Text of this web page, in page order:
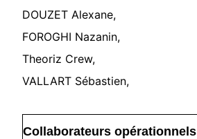
DOUZET Alexane,
FOROGHI Nazanin,
Theoriz Crew,
VALLART Sébastien,
Collaborateurs opérationnels